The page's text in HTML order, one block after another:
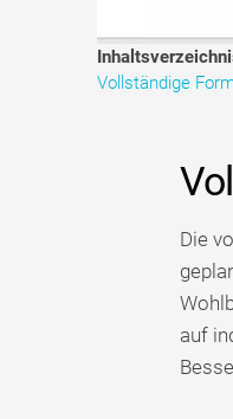
Vollständige
Die
auf